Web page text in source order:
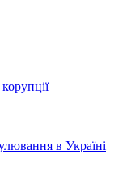
в Україні